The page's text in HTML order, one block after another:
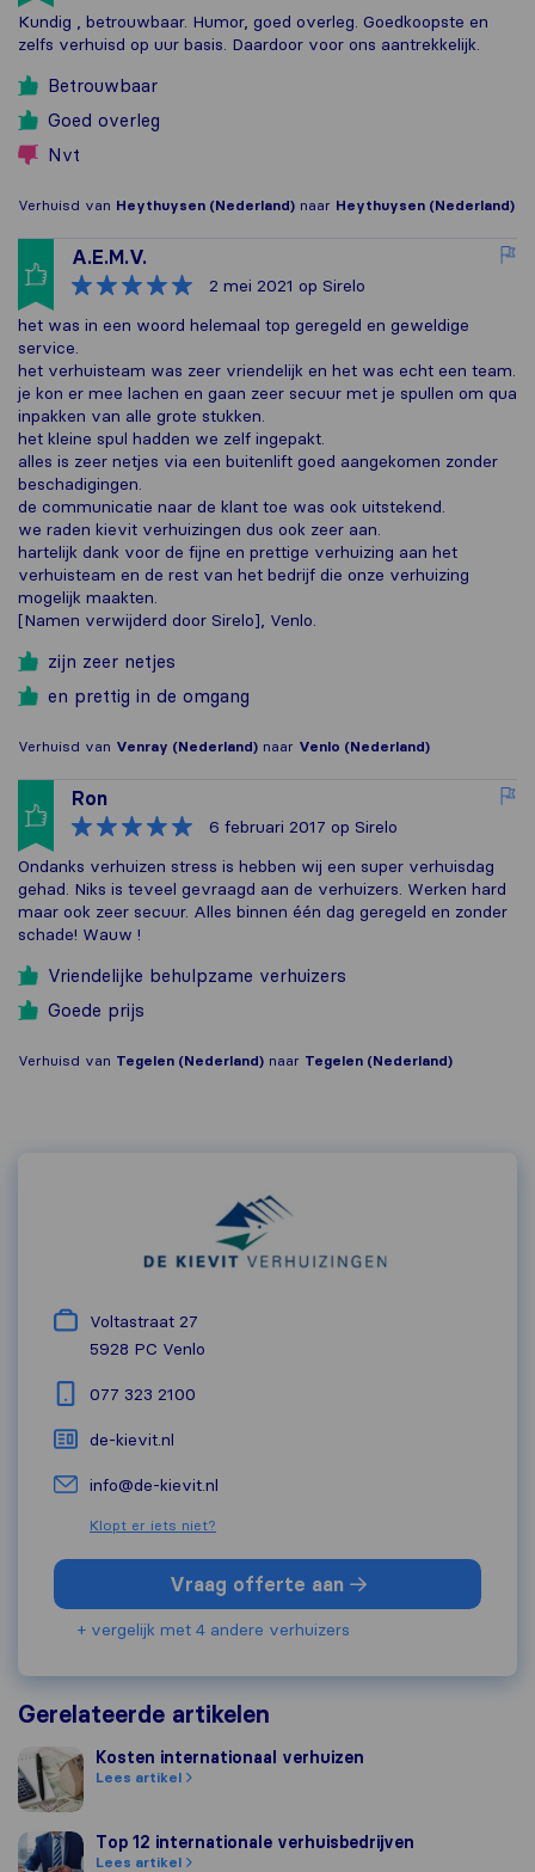
Kundig , betrouwbaar. Humor, goed overleg. Goedkoopste en
zelfs verhuisd op uur basis. Daardoor voor ons aantrekkelijk.
Betrouwbaar
Goed overleg
Nvt
Verhuisd van Heythuysen (Nederland) naar Heythuysen (Nederland)
A.E.M.V.
2 mei 2021 op Sirelo
het was in een woord helemaal top geregeld en geweldige
service.
het verhuisteam was zeer vriendelijk en het was echt een team.
je kon er mee lachen en gaan zeer secuur met je spullen om qua
inpakken van alle grote stukken.
het kleine spul hadden we zelf ingepakt.
alles is zeer netjes via een buitenlift goed aangekomen zonder
beschadigingen.
de communicatie naar de klant toe was ook uitstekend.
we raden kievit verhuizingen dus ook zeer aan.
hartelijk dank voor de fijne en prettige verhuizing aan het
verhuisteam en de rest van het bedrijf die onze verhuizing
mogelijk maakten.
[Namen verwijderd door Sirelo], Venlo.
zijn zeer netjes
en prettig in de omgang
Verhuisd van Venray (Nederland) naar Venlo (Nederland)
Ron
6 februari 2017 op Sirelo
Ondanks verhuizen stress is hebben wij een super verhuisdag
gehad. Niks is teveel gevraagd aan de verhuizers. Werken hard
maar ook zeer secuur. Alles binnen één dag geregeld en zonder
schade! Wauw !
Vriendelijke behulpzame verhuizers
Goede prijs
Verhuisd van Tegelen (Nederland) naar Tegelen (Nederland)
Voltastraat 27
5928 PC Venlo
077 323 2100
de-kievit.nl
info@de-kievit.nl
Klopt er iets niet?
Vraag offerte aan
+ vergelijk met 4 andere verhuizers
Gerelateerde artikelen
Kosten internationaal verhuizen
Kosten internationaal verhuizen
Lees artikel
Top 12 internationale verhuisbedrijven
Top 12 internationale verhuisbedrijven
Lees artikel